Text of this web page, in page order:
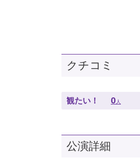
クチコミ
観たい！ 0 人
公演詳細